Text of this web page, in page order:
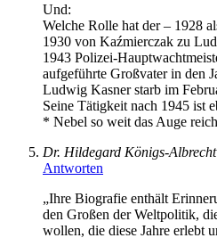
Und:
Welche Rolle hat der – 1928
1930 von Kaźmierczak zu
1943 Polizei-
aufgeführte Großvater in den
Ludwig Kasner starb im
Seine Tätigkeit nach 1945 ist
* Nebel so weit das Auge
Dr. Hildegard Königs-Albrecht
Antworten
„Ihre Biografie enthält
den Großen der Weltpolitik,
wollen, die diese Jahre erlebt